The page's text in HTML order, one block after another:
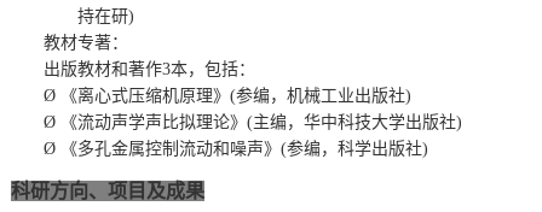
持在研)
教材专著：
出版教材和著作3本，包括：
Ø
《离心式压缩机原理》(参编，机械工业出版社)
Ø
《流动声学声比拟理论》(主编，华中科技大学出版社)
Ø
《多孔金属控制流动和噪声》(参编，科学出版社)
科研方向、项目及成果